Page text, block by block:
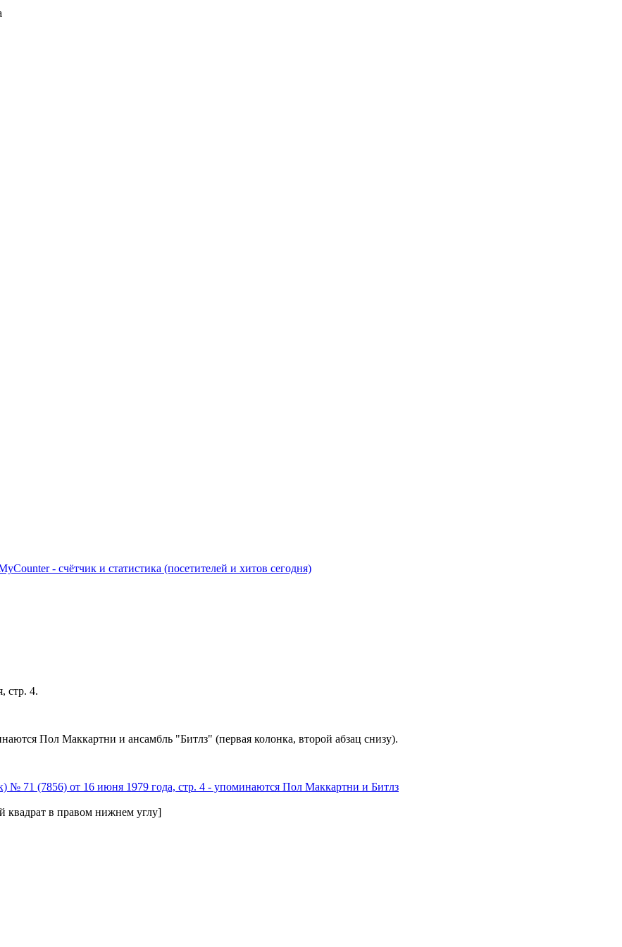
стр. 4.
Пол Маккартни и ансамбль "Битлз" (первая колонка, второй абзац снизу).
квадрат в правом нижнем углу]